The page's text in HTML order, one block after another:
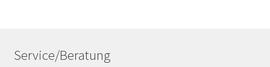
Service/Beratung